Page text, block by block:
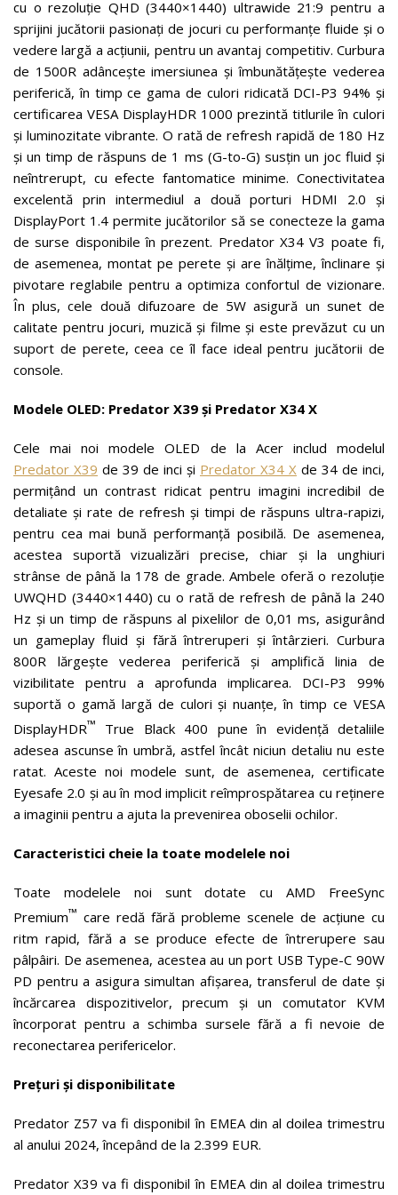
cu o rezoluție QHD (3440×1440) ultrawide 21:9 pentru a
sprijini jucătorii pasionați de jocuri cu performanțe fluide și o
vedere largă a acțiunii, pentru un avantaj competitiv. Curbura
de 1500R adâncește imersiunea și îmbunătățește vederea
periferică, în timp ce gama de culori ridicată DCI-P3 94% și
certificarea VESA DisplayHDR 1000 prezintă titlurile în culori
și luminozitate vibrante. O rată de refresh rapidă de 180 Hz
și un timp de răspuns de 1 ms (G-to-G) susțin un joc fluid și
neîntrerupt, cu efecte fantomatice minime. Conectivitatea
excelentă prin intermediul a două porturi HDMI 2.0 și
DisplayPort 1.4 permite jucătorilor să se conecteze la gama
de surse disponibile în prezent. Predator X34 V3 poate fi,
de asemenea, montat pe perete și are înălțime, înclinare și
pivotare reglabile pentru a optimiza confortul de vizionare.
În plus, cele două difuzoare de 5W asigură un sunet de
calitate pentru jocuri, muzică și filme și este prevăzut cu un
suport de perete, ceea ce îl face ideal pentru jucătorii de
console.
Modele OLED: Predator X39 și Predator X34 X
Cele mai noi modele OLED de la Acer includ modelul
Predator X39 de 39 de inci și Predator X34 X de 34 de inci,
permițând un contrast ridicat pentru imagini incredibil de
detaliate și rate de refresh și timpi de răspuns ultra-rapizi,
pentru cea mai bună performanță posibilă. De asemenea,
acestea suportă vizualizări precise, chiar și la unghiuri
strânse de până la 178 de grade. Ambele oferă o rezoluție
UWQHD (3440×1440) cu o rată de refresh de până la 240
Hz și un timp de răspuns al pixelilor de 0,01 ms, asigurând
un gameplay fluid și fără întreruperi și întârzieri. Curbura
800R lărgește vederea periferică și amplifică linia de
vizibilitate pentru a aprofunda implicarea. DCI-P3 99%
suportă o gamă largă de culori și nuanțe, în timp ce VESA
DisplayHDR™
True Black 400 pune în evidență detaliile
adesea ascunse în umbră, astfel încât niciun detaliu nu este
ratat. Aceste noi modele sunt, de asemenea, certificate
Eyesafe 2.0 și au în mod implicit reîmprospătarea cu reținere
a imaginii pentru a ajuta la prevenirea oboselii ochilor.
Caracteristici cheie la toate modelele noi
Toate modelele noi sunt dotate cu AMD FreeSync
Premium™ care redă fără probleme scenele de acțiune cu
ritm rapid, fără a se produce efecte de întrerupere sau
pâlpâiri. De asemenea, acestea au un port USB Type-C 90W
PD pentru a asigura simultan afișarea, transferul de date și
încărcarea dispozitivelor, precum și un comutator KVM
încorporat pentru a schimba sursele fără a fi nevoie de
reconectarea perifericelor.
Prețuri și disponibilitate
Predator Z57 va fi disponibil în EMEA din al doilea trimestru
al anului 2024, începând de la 2.399 EUR.
Predator X39 va fi disponibil în EMEA din al doilea trimestru